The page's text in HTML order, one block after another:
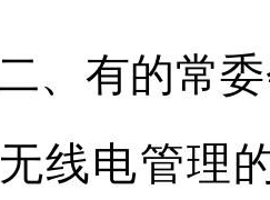
有的常委
线电管理